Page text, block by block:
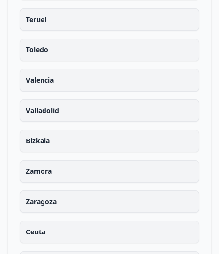
Teruel
Toledo
Valencia
Valladolid
Bizkaia
Zamora
Zaragoza
Ceuta